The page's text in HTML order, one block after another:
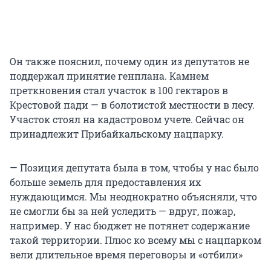
Он также пояснил, почему один из депутатов не
поддержал принятие генплана. Камнем
преткновения стал участок в 100 гектаров в
Крестовой пади — в болотистой местности в лесу.
Участок стоял на кадастровом учете. Сейчас он
принадлежит Прибайкальскому нацпарку.
— Позиция депутата была в том, чтобы у нас было
больше земель для предоставления их
нуждающимся. Мы неоднократно объясняли, что
не смогли бы за ней уследить — вдруг, пожар,
например. У нас бюджет не потянет содержание
такой территории. Плюс ко всему мы с нацпарком
вели длительное время переговоры и «отбили»